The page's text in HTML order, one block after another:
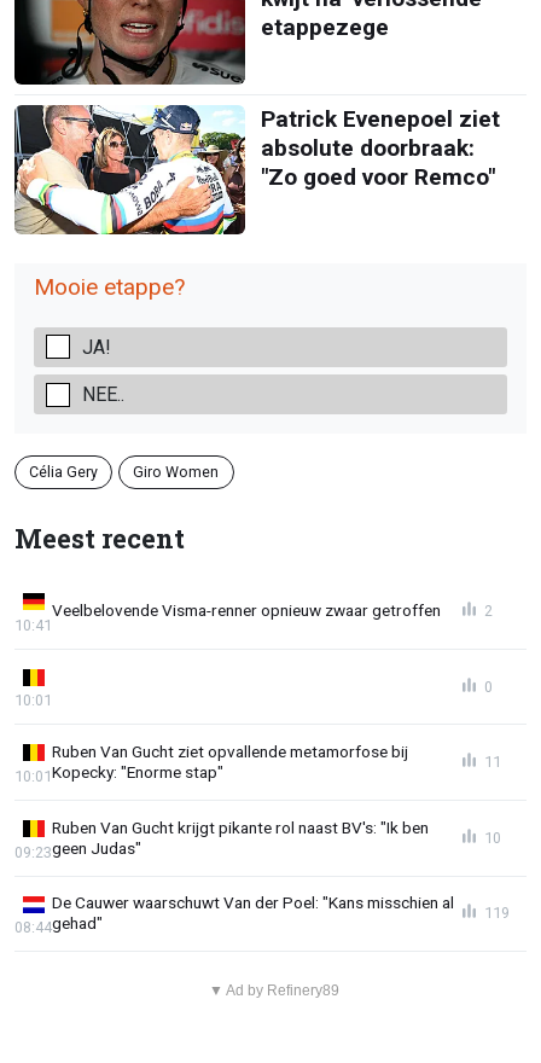
etappezege
Patrick Evenepoel ziet
absolute doorbraak:
"Zo goed voor Remco"
Mooie etappe?
JA!
NEE..
Célia Gery Giro Women
Meest recent
Veelbelovende Visma-renner opnieuw zwaar getroffen
10:41
2
10:01
0
Ruben Van Gucht ziet opvallende metamorfose bij
Kopecky: "Enorme stap"
10:01
11
Ruben Van Gucht krijgt pikante rol naast BV's: "Ik ben
geen Judas"
09:23
10
De Cauwer waarschuwt Van der Poel: "Kans misschien al
gehad"
08:44
119
▼ Ad by Refinery89